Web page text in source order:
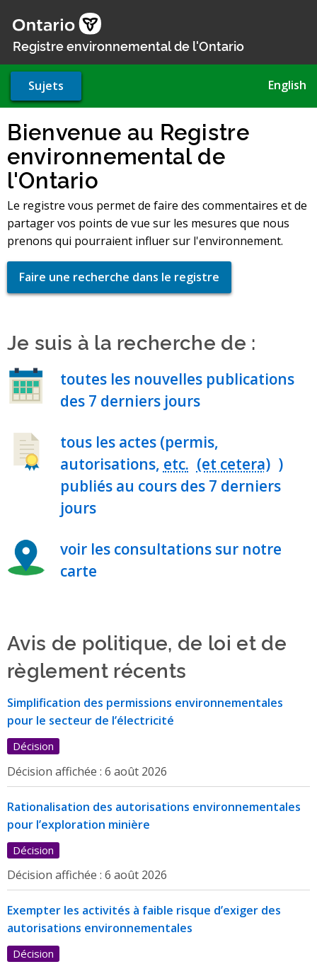
au
contenu
Registre environnemental de l'Ontario
Sujets English
Bienvenue au Registre
environnemental de
l'Ontario
Le registre vous permet de faire des commentaires et de
partager vos points de vue sur les mesures que nous
prenons qui pourraient influer sur l'environnement.
Faire une recherche dans le registre
Je suis à la recherche de :
toutes les nouvelles publications
des 7 derniers jours
tous les actes (permis,
autorisations, etc.
)
publiés au cours des 7 derniers
jours
voir les consultations sur notre
carte
Avis de politique, de loi et de
règlement récents
Simplification des permissions environnementales
pour le secteur de l’électricité
Décision
Décision affichée : 6 août 2026
Rationalisation des autorisations environnementales
pour l’exploration minière
Décision
Décision affichée : 6 août 2026
Exempter les activités à faible risque d’exiger des
autorisations environnementales
Décision